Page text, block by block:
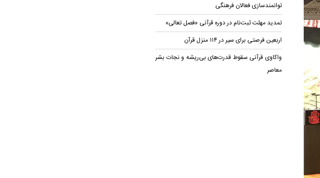
توانمندسازی فعالان فرهنگی
تمدید مهلت ثبت‌نام در دوره قرآنی «فصل تعالی»
اربعین فرصتی برای سیر در ۱۱۴ منزل قرآن
واکاوی قرآنی سقوط قدرت‌های بی‌ریشه و نجات بشر
معاصر